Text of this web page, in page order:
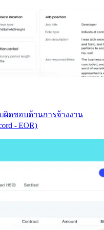
ดชอบด้านการจ้างงาน
- EOR)​​